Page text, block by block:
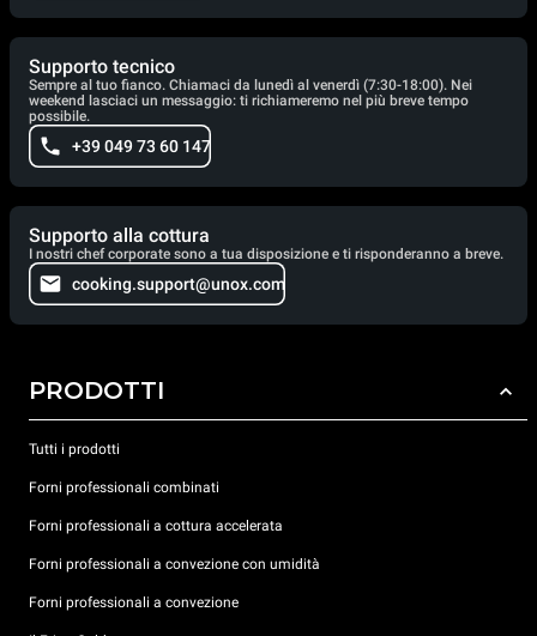
Supporto tecnico
Sempre al tuo fianco. Chiamaci da lunedì al venerdì (7:30-18:00). Nei
weekend lasciaci un messaggio: ti richiameremo nel più breve tempo
possibile.
+39 049 73 60 147
Supporto alla cottura
I nostri chef corporate sono a tua disposizione e ti risponderanno a breve.
cooking.support@unox.com
PRODOTTI
Tutti i prodotti
Forni professionali combinati
Forni professionali a cottura accelerata
Forni professionali a convezione con umidità
Forni professionali a convezione